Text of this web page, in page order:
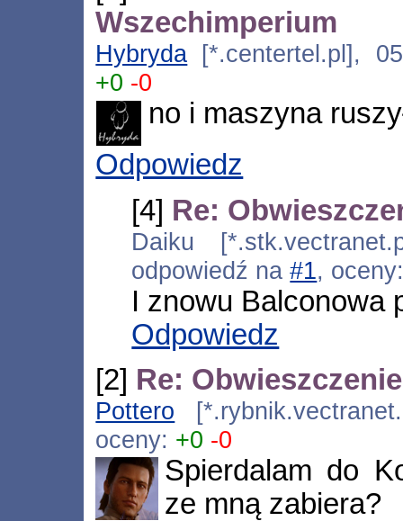
Wszechimperium
Hybryda [*.centertel.pl],
+0 -0
no i maszyna
Odpowiedz
[4] Re:
Daiku
odpowiedź na#1,
I znowu Balconowa
Odpowiedz
[2] Re:
Pottero
oceny: +0 -0
Spierdalam do
ze mną zabiera?